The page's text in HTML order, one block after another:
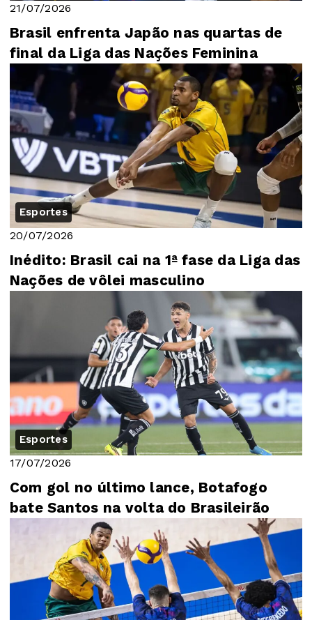
21/07/2026
Brasil enfrenta Japão nas quartas de
final da Liga das Nações Feminina
Esportes
20/07/2026
Inédito: Brasil cai na 1ª fase da Liga das
Nações de vôlei masculino
Esportes
17/07/2026
Com gol no último lance, Botafogo
bate Santos na volta do Brasileirão